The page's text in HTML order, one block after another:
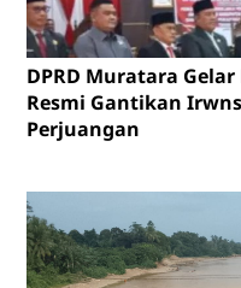
DPRD Muratara
Resmi Gantikan
Perjuangan